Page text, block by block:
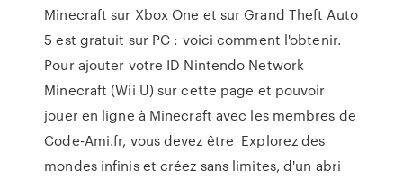
Minecraft sur Xbox One et sur Grand Theft Auto
5 est gratuit sur PC : voici comment l'obtenir.
Pour ajouter votre ID Nintendo Network
Minecraft (Wii U) sur cette page et pouvoir
jouer en ligne à Minecraft avec les membres de
Code-Ami.fr, vous devez être Explorez des
mondes infinis et créez sans limites, d'un abri